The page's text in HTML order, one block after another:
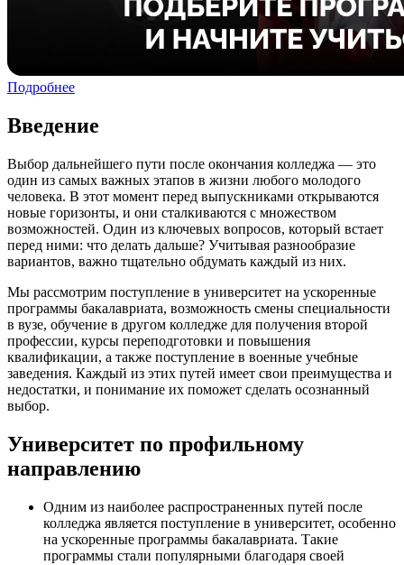
Подробнее
Введение
Выбор дальнейшего пути после окончания колледжа — это
один из самых важных этапов в жизни любого молодого
человека. В этот момент перед выпускниками открываются
новые горизонты, и они сталкиваются с множеством
возможностей. Один из ключевых вопросов, который встает
перед ними: что делать дальше? Учитывая разнообразие
вариантов, важно тщательно обдумать каждый из них.
Мы рассмотрим поступление в университет на ускоренные
программы бакалавриата, возможность смены специальности
в вузе, обучение в другом колледже для получения второй
профессии, курсы переподготовки и повышения
квалификации, а также поступление в военные учебные
заведения. Каждый из этих путей имеет свои преимущества и
недостатки, и понимание их поможет сделать осознанный
выбор.
Университет по профильному
направлению
Одним из наиболее распространенных путей после
колледжа является поступление в университет, особенно
на ускоренные программы бакалавриата. Такие
программы стали популярными благодаря своей